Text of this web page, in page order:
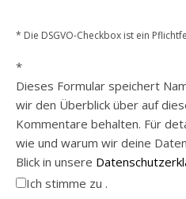
* Die DSGVO-Checkbox ist ein
*
Dieses Formular speichert
wir den Überblick über auf
Kommentare behalten. Für
wie und warum wir deine
Blick in unsere
Ich stimme zu .